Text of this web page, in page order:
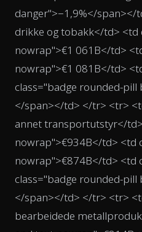
danger">−1,9%</
drikke og tobakk</td> <td
nowrap">€1 061B</td>
nowrap">€1 081B</td>
class="badge rounded-pill
</span></td> </tr> <tr>
annet transportutstyr</
nowrap">€934B</td> <td
nowrap">€874B</td> <td
class="badge rounded-pill
</span></td> </tr> <tr>
bearbeidede